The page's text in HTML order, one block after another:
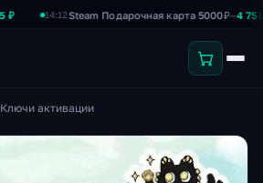
14:12 Steam Подарочная карта 5000₽—4 750 ₽
Ключи активации